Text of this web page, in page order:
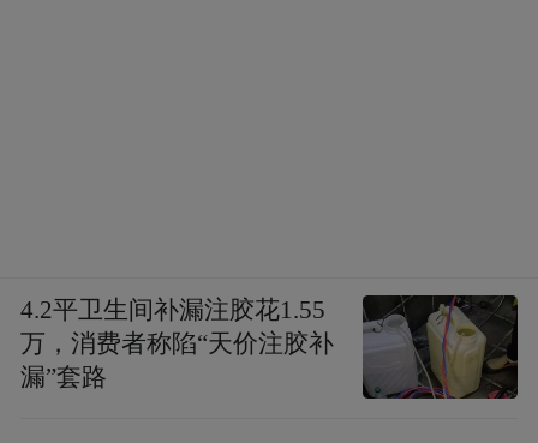
4.2平卫生间补漏注胶花1.55
万，消费者称陷“天价注胶补
漏”套路